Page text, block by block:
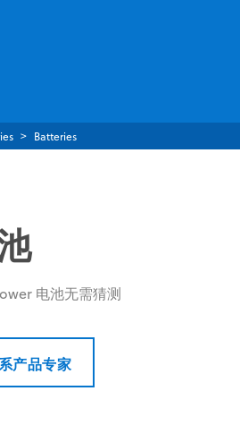
Batteries
电池无需猜测
产品专家